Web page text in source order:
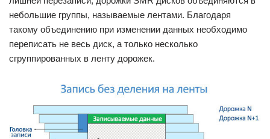
небольшие группы, называемые лентами. Благодаря
такому объединению при изменении данных необходимо
переписать не весь диск, а только несколько
сгруппированных в ленту дорожек.